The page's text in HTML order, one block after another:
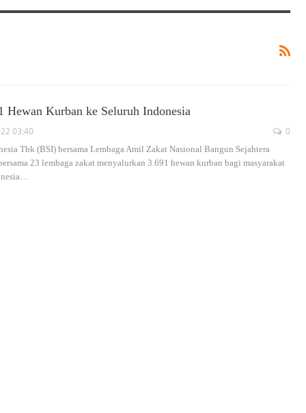
Hewan Kurban ke Seluruh Indonesia
03:40 0
Tbk (BSI) bersama Lembaga Amil Zakat Nasional Bangun Sejahtera
23 lembaga zakat menyalurkan 3.691 hewan kurban bagi masyarakat